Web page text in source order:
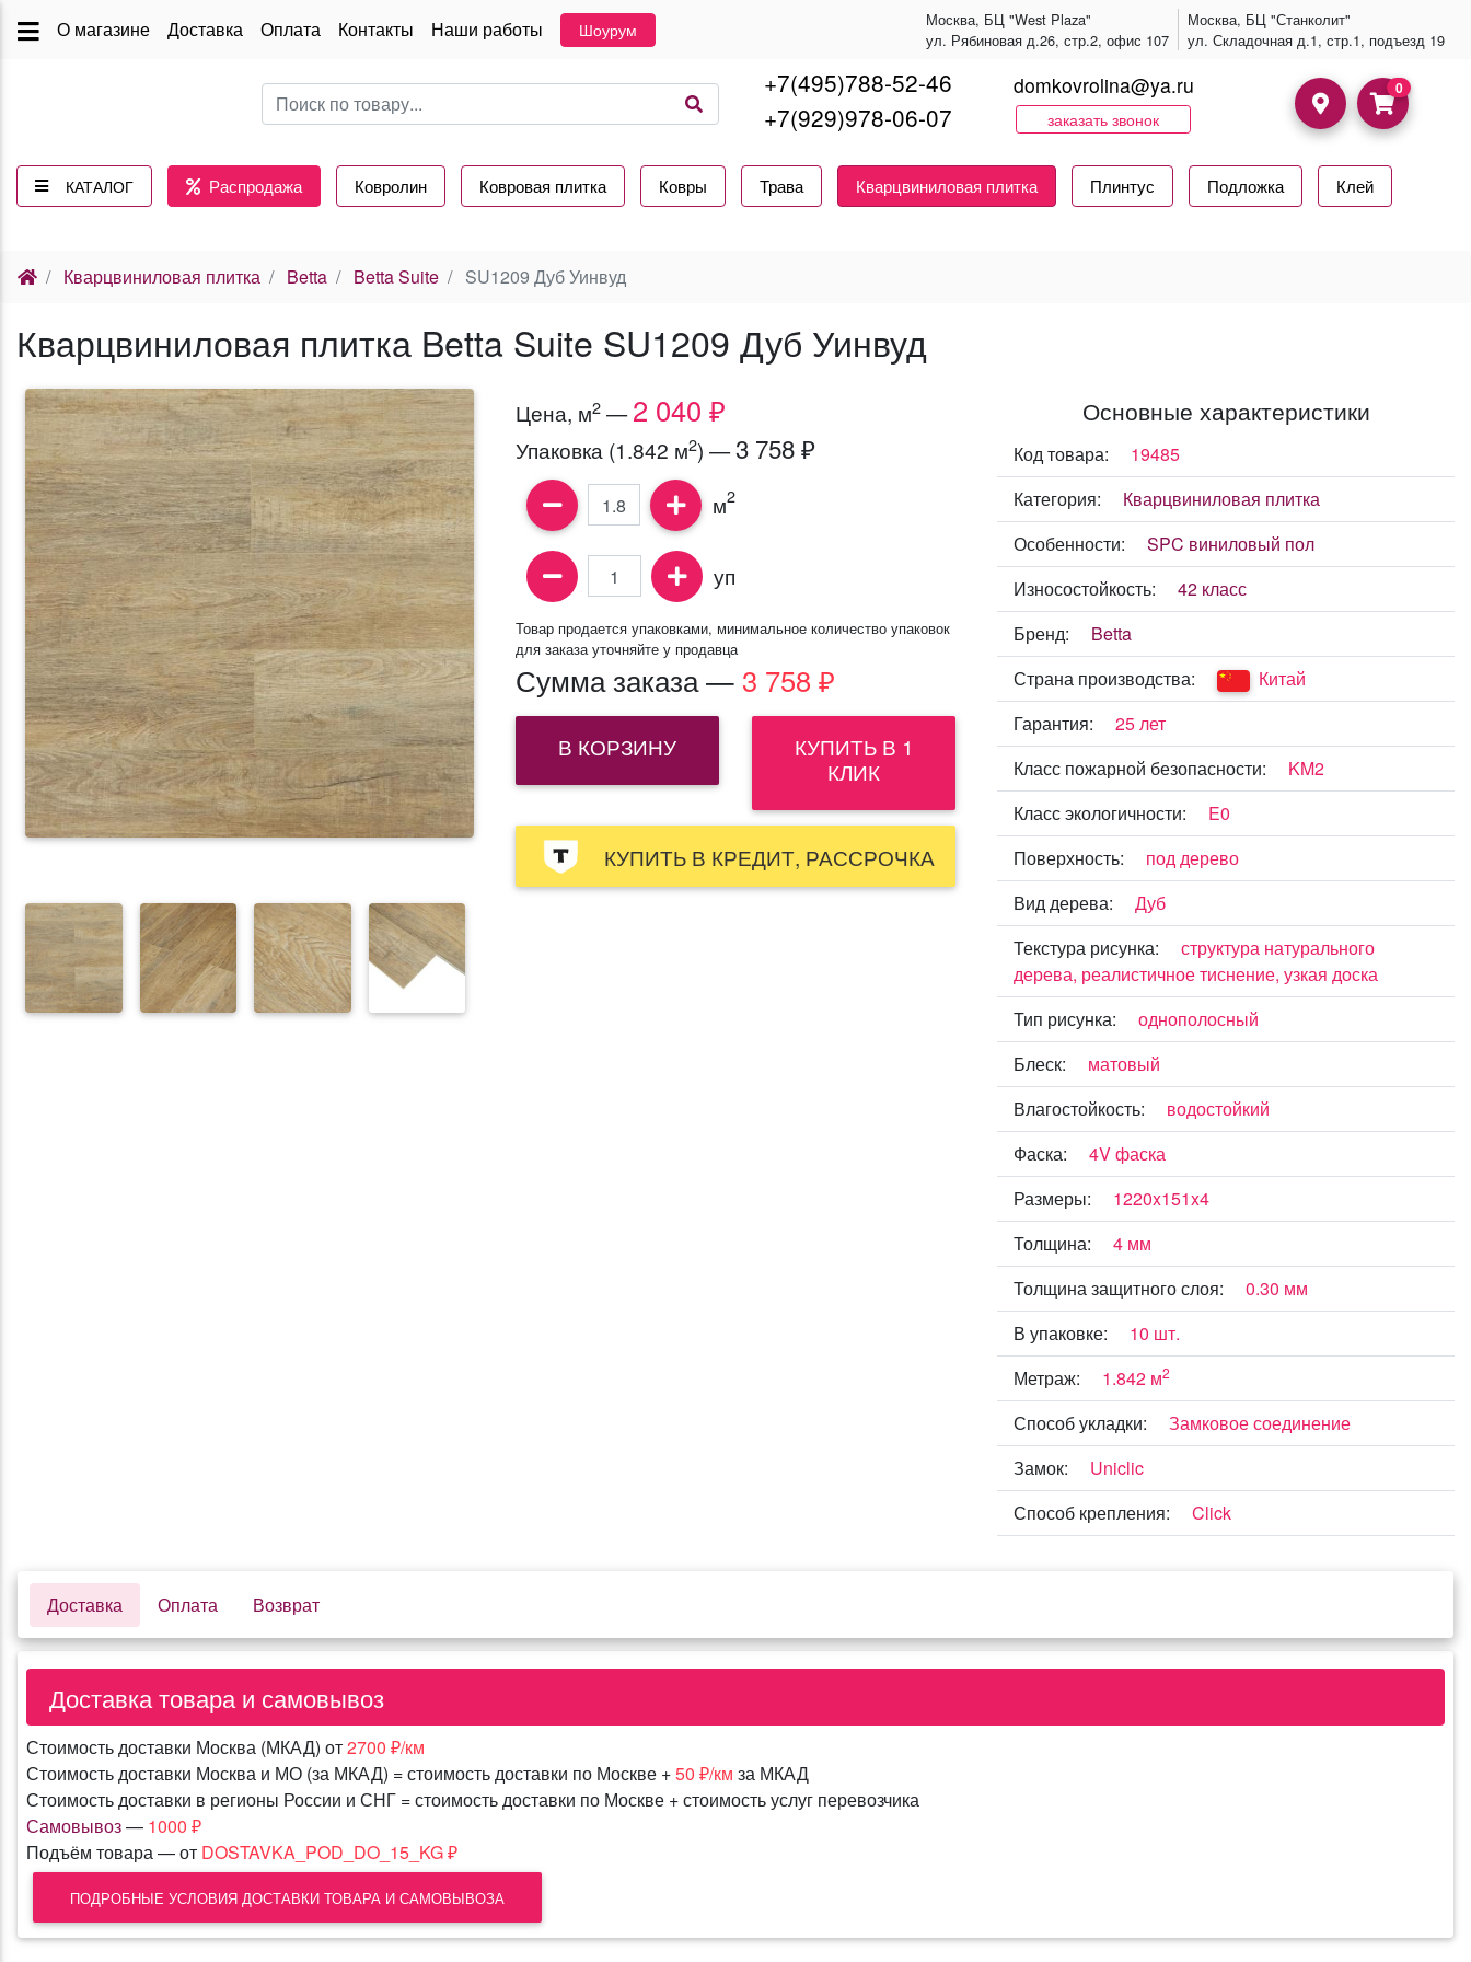
О магазине Доставка Оплата Контакты Наши работы Шоурум
Москва, БЦ "West Plaza"
ул. Рябиновая д.26, стр.2, офис 107
Москва, БЦ "Станколит"
ул. Складочная д.1, стр.1, подъезд 19
+7(495)788-52-46
+7(929)978-06-07
domkovrolina@ya.ru
заказать звонок
0
КАТАЛОГ
(current) Распродажа Ковролин Ковровая плитка Ковры Трава Кварцвиниловая плитка Плинтус Подложка Клей
Кварцвиниловая плитка Betta Betta Suite SU1209 Дуб Уинвуд
Кварцвиниловая плитка Betta Suite SU1209 Дуб Уинвуд
Цена, м2 —2 040 ₽
Упаковка (1.842 м2) —3 758 ₽
м2
уп
Товар продается упаковками, минимальное количество упаковок
для заказа уточняйте у продавца
Сумма заказа — 3 758 ₽
В КОРЗИНУ
КУПИТЬ В 1
КЛИК
КУПИТЬ В КРЕДИТ, РАССРОЧКА
Основные характеристики
Код товара:
19485
Категория:
Кварцвиниловая плитка
Особенности:
SPC виниловый пол
Износостойкость:
42 класс
Бренд:
Betta
Страна производства:
Китай
Гарантия:
25 лет
Класс пожарной безопасности:
KM2
Класс экологичности:
E0
Поверхность:
под дерево
Вид дерева:
Дуб
Текстура рисунка:
структура натурального
дерева, реалистичное тиснение, узкая доска
Тип рисунка:
однополосный
Блеск:
матовый
Влагостойкость:
водостойкий
Фаска:
4V фаска
Размеры:
1220x151x4
Толщина:
4 мм
Толщина защитного слоя:
0.30 мм
В упаковке:
10 шт.
Метраж:
1.842 м2
Способ укладки:
Замковое соединение
Замок:
Uniclic
Способ крепления:
Click
Доставка Оплата Возврат
Доставка товара и самовывоз
Стоимость доставки Москва (МКАД) от2700 ₽/км
Стоимость доставки Москва и МО (за МКАД) = стоимость доставки по Москве +50 ₽/км за МКАД
Стоимость доставки в регионы России и СНГ = стоимость доставки по Москве + стоимость услуг перевозчика
Самовывоз— 1000 ₽
Подъём товара — от DOSTAVKA_POD_DO_15_KG ₽
ПОДРОБНЫЕ УСЛОВИЯ ДОСТАВКИ ТОВАРА И САМОВЫВОЗА